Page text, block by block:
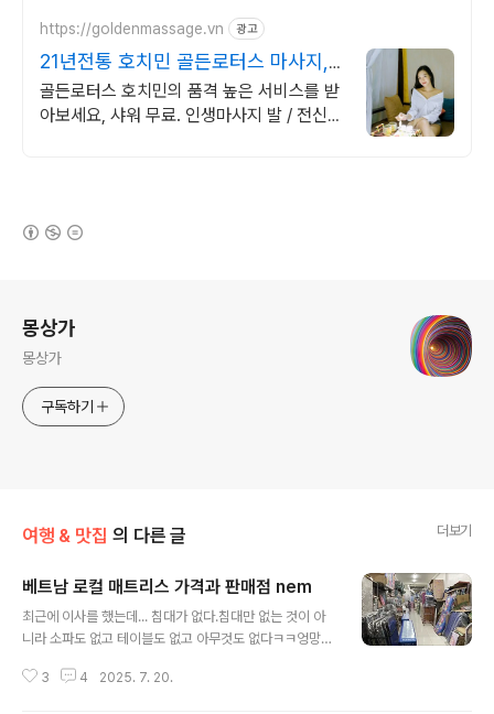
https://goldenmassage.vn 광고
21년전통 호치민 골든로터스 마사지,
사우나 힐링
골든로터스 호치민의 품격 높은 서비스를 받
아보세요, 샤워 무료. 인생마사지 발 / 전신
몽상가
몽상가
구독하기
여행 & 맛집 의 다른 글 더보기
베트남 로컬 매트리스 가격과 판매점 nem
최근에 이사를 했는데... 침대가 없다.침대만 없는 것이 아
니라 소파도 없고 테이블도 없고 아무것도 없다ㅋㅋ엉망진
샀는데... 구비해 놓은 줄 알았던 매트리스가 없다. 베트남
3 4 2025. 7. 20.